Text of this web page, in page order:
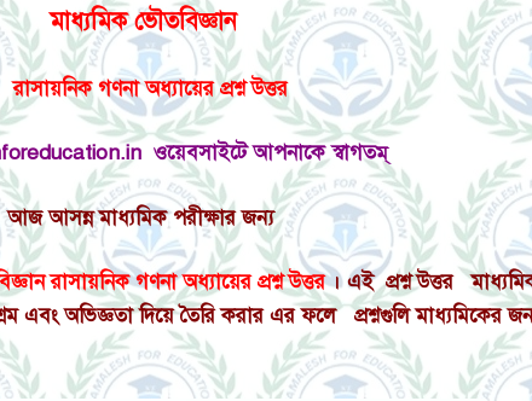
মাধ্যমিক ভৌতবিজ্ঞান
রাসায়নিক গণনা অধ্যায়ের প্রশ্ন উত্তর
ওয়েবসাইটে আপনাকে স্বাগতম্
আজ আসন্ন মাধ্যমিক পরীক্ষার জন্য
রাসায়নিক গণনা অধ্যায়ের প্রশ্ন উত্তর । এই প্রশ্ন উত্তর
এবং অভিজ্ঞতা দিয়ে তৈরি করার এর ফলে প্রশ্নগুলি মাধ্যমিকের